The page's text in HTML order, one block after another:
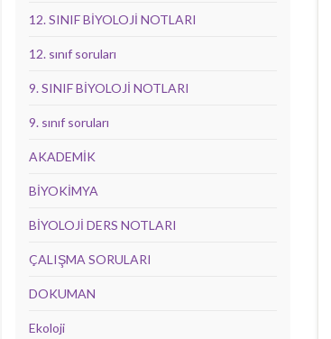
12. SINIF BİYOLOJİ NOTLARI
12. sınıf soruları
9. SINIF BİYOLOJİ NOTLARI
9. sınıf soruları
AKADEMİK
BİYOKİMYA
BİYOLOJİ DERS NOTLARI
ÇALIŞMA SORULARI
DOKUMAN
Ekoloji